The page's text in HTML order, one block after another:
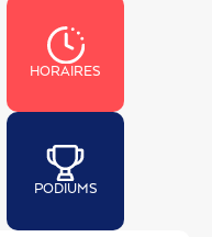
HORAIRES
PODIUMS